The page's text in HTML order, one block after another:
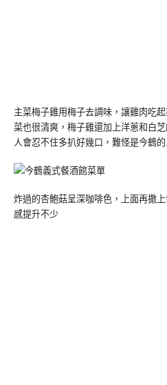
主菜梅子雞用梅子去調味，讓雞肉吃
菜也很清爽，梅子雞還加上洋蔥和白
人會忍不住多扒好幾口，難怪是今鶴
炸過的杏鮑菇呈深咖啡色，上面再撒
感提升不少